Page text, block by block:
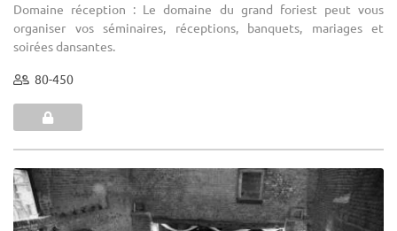
Domaine réception : Le domaine du grand foriest peut vous
organiser vos séminaires, réceptions, banquets, mariages et
soirées dansantes.
80-450